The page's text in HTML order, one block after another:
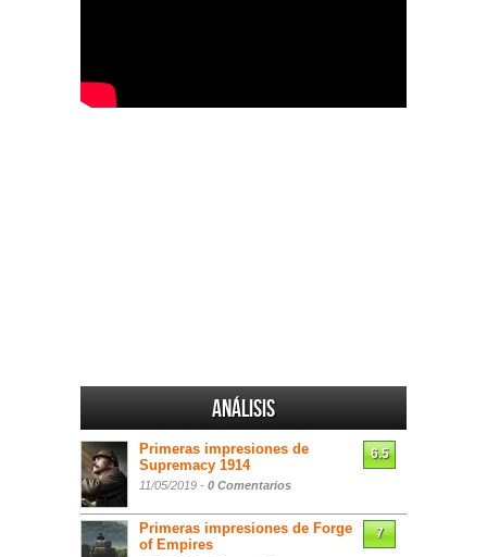
Análisis
Primeras impresiones de
Supremacy 1914
11/05/2019 - 0 Comentarios
6.5
Primeras impresiones de Forge
of Empires
7